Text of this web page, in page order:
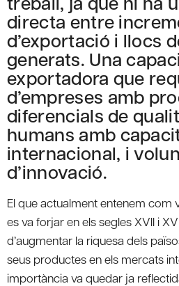
directa entre
d’exportació i llocs
generats. Una
exportadora que
d’empreses amb
diferencials de
humans amb
internacional, i
d’innovació.
El que actualment entenem com
es va forjar en els segles XVII i
d’augmentar la riquesa dels
seus productes en els mercats
importància va quedar ja